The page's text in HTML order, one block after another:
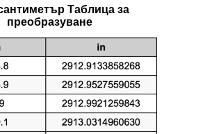
Таблица за
преобразуване